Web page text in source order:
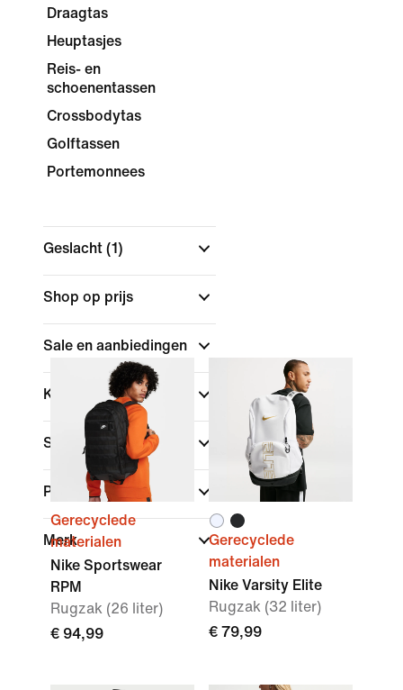
Draagtas
Heuptasjes
Reis- en
schoenentassen
Crossbodytas
Golftassen
Portemonnees
Geslacht (1)
Shop op prijs
Sale en aanbiedingen
Kleur
Sport
Pasvorm
Merk
Gerecyclede
materialen
Nike Sportswear
RPM
Rugzak (26 liter)
€ 94,99
Gerecyclede
materialen
Nike Varsity Elite
Rugzak (32 liter)
€ 79,99